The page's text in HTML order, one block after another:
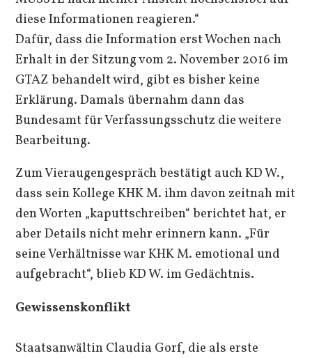
diese Informationen reagieren.“
Dafür, dass die Information erst Wochen nach
Erhalt in der Sitzung vom 2. November 2016 im
GTAZ behandelt wird, gibt es bisher keine
Erklärung. Damals übernahm dann das
Bundesamt für Verfassungsschutz die weitere
Bearbeitung.
Zum Vieraugengespräch bestätigt auch KD W.,
dass sein Kollege KHK M. ihm davon zeitnah mit
den Worten „kaputtschreiben“ berichtet hat, er
aber Details nicht mehr erinnern kann. „Für
seine Verhältnisse war KHK M. emotional und
aufgebracht“, blieb KD W. im Gedächtnis.
Gewissenskonflikt
Staatsanwältin Claudia Gorf, die als erste